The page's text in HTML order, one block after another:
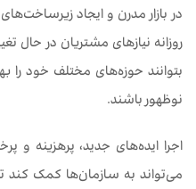
در بازار مدرن و ایجاد
روزانه نیازهای مشتریان در حال
بتوانند حوزه‌های مختلف خود را
نوظهور باشند.
اجرا ایده‌های جدید، پرهزینه و
می‌تواند به سازمان‌ها کمک کند تا